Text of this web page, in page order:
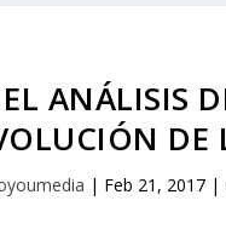
ANÁLISIS
DE
| Feb 21, 2017|